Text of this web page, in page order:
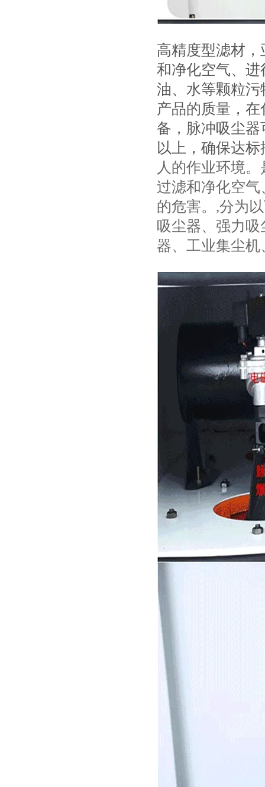
高精度型滤材
和净化空气、
油、水等颗粒
产品的质量，
备，脉冲吸尘
以上，确保达标
人的作业环境
过滤和净化空
的危害。,分为
吸尘器、强力
器、工业集尘